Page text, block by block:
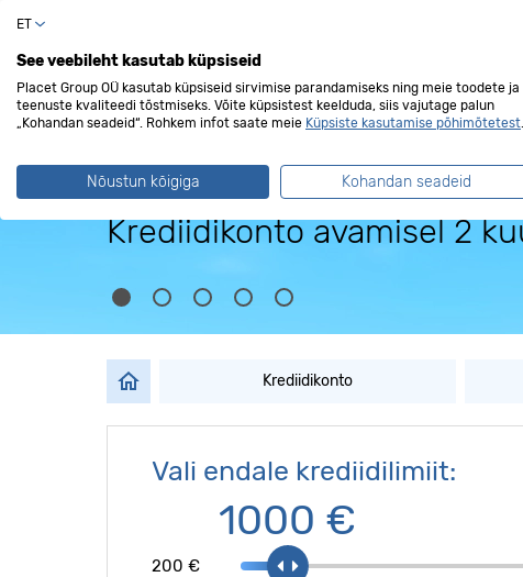
Kõik hinnas
Lisa Google, Apple,
Krediidikonto
Vali endale krediidilimiit:
200 €
1000 €
ET
See veebileht kasutab küpsiseid
Placet Group OÜ kasutab küpsiseid sirvimise parandamiseks ning meie toodete ja
teenuste kvaliteedi tõstmiseks. Võite küpsistest keelduda, siis vajutage palun
„Kohandan seadeid“. Rohkem infot saate meie Küpsiste kasutamise põhimõtetest.
Nõustun kõigiga Kohandan seadeid